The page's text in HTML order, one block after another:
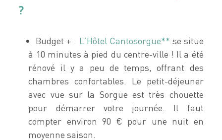
?
Budget + : L’Hôtel Cantosorgue** se situe
à 10 minutes à pied du centre-ville ! Il a été
rénové il y a peu de temps, offrant des
chambres confortables. Le petit-déjeuner
avec vue sur la Sorgue est très chouette
pour démarrer votre journée. Il faut
compter environ 90 € pour une nuit en
moyenne saison.